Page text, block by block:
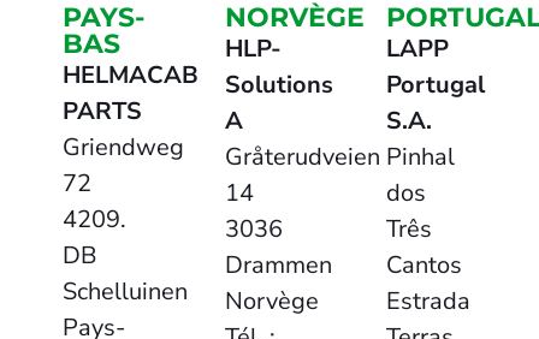
PAYS-
BAS
HELMACAB
PARTS
Griendweg
72
4209.
DB
Schelluinen
Pays-
NORVÈGE
HLP-
Solutions
A
Gråterudveien
14
3036
Drammen
Norvège
LAPP
Portugal
S.A.
Pinhal
dos
Três
Cantos
Estrada